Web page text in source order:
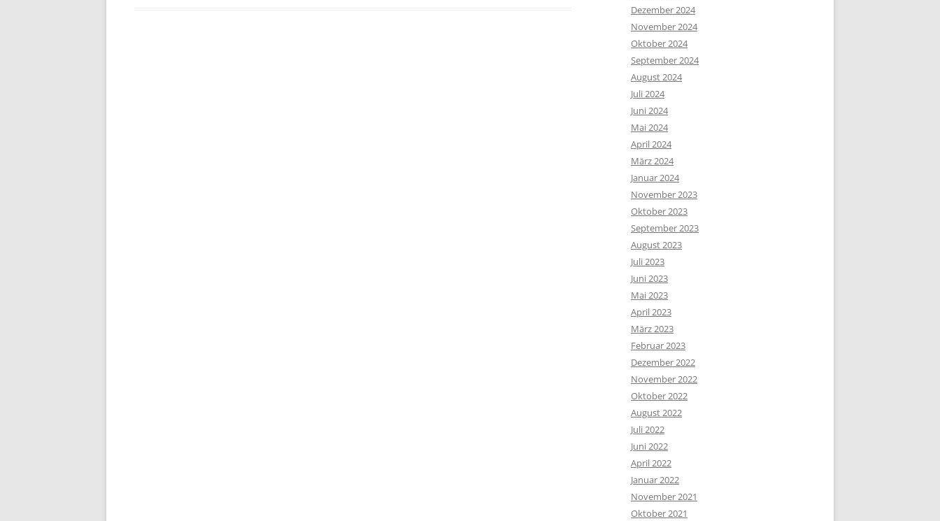
Dezember 2024
November 2024
Oktober 2024
September 2024
August 2024
Juli 2024
Juni 2024
Mai 2024
April 2024
März 2024
Januar 2024
November 2023
Oktober 2023
September 2023
August 2023
Juli 2023
Juni 2023
Mai 2023
April 2023
März 2023
Februar 2023
Dezember 2022
November 2022
Oktober 2022
August 2022
Juli 2022
Juni 2022
April 2022
Januar 2022
November 2021
Oktober 2021